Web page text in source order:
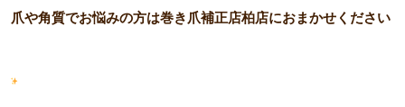
爪や角質でお悩みの方は巻き爪補正店柏店におまかせください